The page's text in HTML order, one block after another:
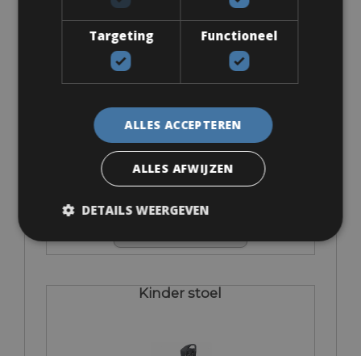
€ 0
Kinder stoel
Targeting Functioneel
ALLES ACCEPTEREN
ALLES AFWIJZEN
DETAILS WEERGEVEN